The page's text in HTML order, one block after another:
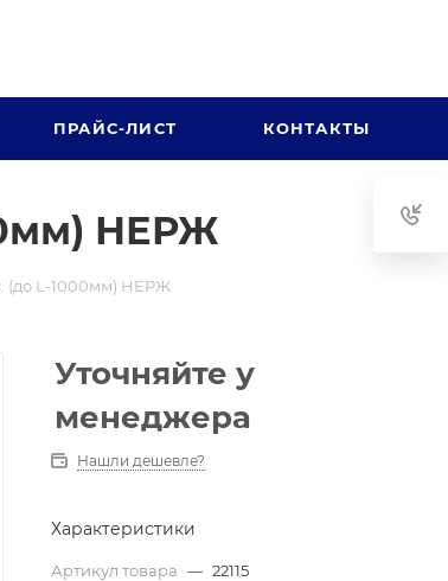
ПРАЙС-ЛИСТ КОНТАКТЫ
НЕРЖ
(до L-1000мм) НЕРЖ
Уточняйте у
менеджера
Нашли дешевле?
Характеристики
Артикул товара — 22115